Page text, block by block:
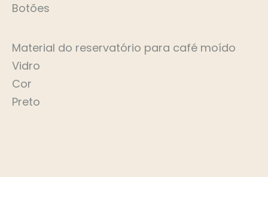
Botões
Material do reservatório para café moído
Vidro
Cor
Preto